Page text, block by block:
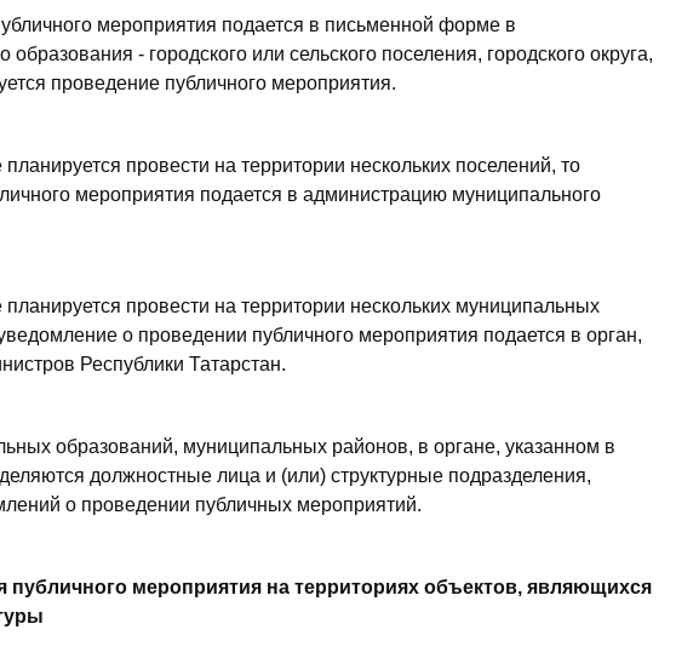
мероприятия подается в письменной форме в
- городского или сельского поселения, городского округа,
проведение публичного мероприятия.
провести на территории нескольких поселений, то
мероприятия подается в администрацию муниципального
провести на территории нескольких муниципальных
о проведении публичного мероприятия подается в орган,
Республики Татарстан.
образований, муниципальных районов, в органе, указанном в
должностные лица и (или) структурные подразделения,
о проведении публичных мероприятий.
публичного мероприятия на территориях объектов, являющихся